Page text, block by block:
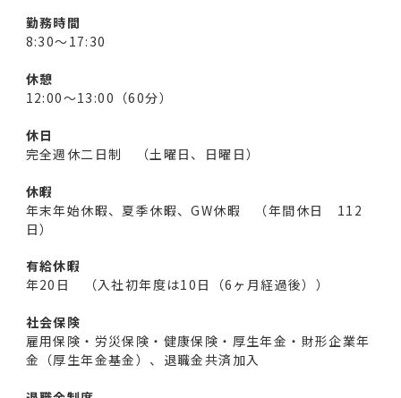
勤務時間
8:30～17:30
休憩
12:00～13:00（60分）
休日
完全週休二日制 （土曜日、日曜日）
休暇
年末年始休暇、夏季休暇、GW休暇 （年間休日 112
日）
有給休暇
年20日 （入社初年度は10日（6ヶ月経過後））
社会保険
雇用保険・労災保険・健康保険・厚生年金・財形企業年
金（厚生年金基金）、退職金共済加入